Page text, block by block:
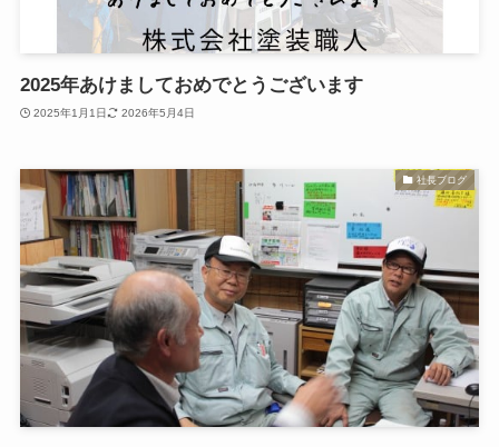
2025年あけましておめでとうございます
2025年1月1日 2026年5月4日
社長ブログ